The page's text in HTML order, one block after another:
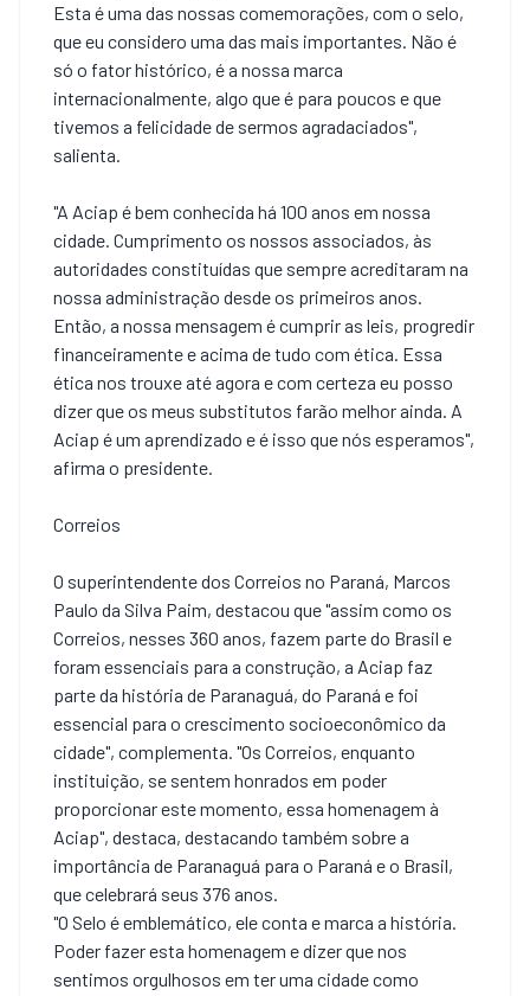
Esta é uma das nossas comemorações, com o selo,
que eu considero uma das mais importantes. Não é
só o fator histórico, é a nossa marca
internacionalmente, algo que é para poucos e que
tivemos a felicidade de sermos agradaciados",
salienta.
"A Aciap é bem conhecida há 100 anos em nossa
cidade. Cumprimento os nossos associados, às
autoridades constituídas que sempre acreditaram na
nossa administração desde os primeiros anos.
Então, a nossa mensagem é cumprir as leis, progredir
financeiramente e acima de tudo com ética. Essa
ética nos trouxe até agora e com certeza eu posso
dizer que os meus substitutos farão melhor ainda. A
Aciap é um aprendizado e é isso que nós esperamos",
afirma o presidente.
Correios
O superintendente dos Correios no Paraná, Marcos
Paulo da Silva Paim, destacou que "assim como os
Correios, nesses 360 anos, fazem parte do Brasil e
foram essenciais para a construção, a Aciap faz
parte da história de Paranaguá, do Paraná e foi
essencial para o crescimento socioeconômico da
cidade", complementa. "Os Correios, enquanto
instituição, se sentem honrados em poder
proporcionar este momento, essa homenagem à
Aciap", destaca, destacando também sobre a
importância de Paranaguá para o Paraná e o Brasil,
que celebrará seus 376 anos.
"O Selo é emblemático, ele conta e marca a história.
Poder fazer esta homenagem e dizer que nos
sentimos orgulhosos em ter uma cidade como